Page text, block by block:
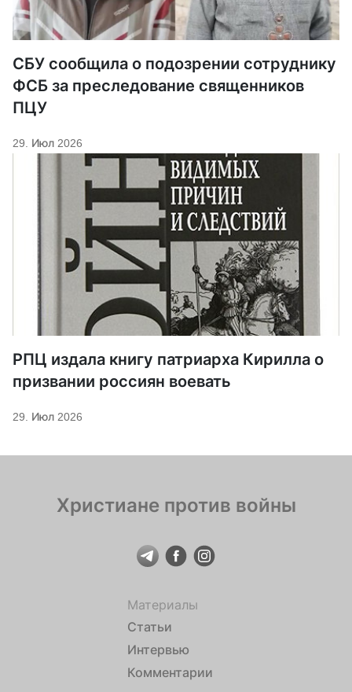
СБУ сообщила о подозрении сотруднику
ФСБ за преследование священников
ПЦУ
29. Июл 2026
РПЦ издала книгу патриарха Кирилла о
призвании россиян воевать
29. Июл 2026
Христиане против войны
Материалы
Статьи
Интервью
Комментарии